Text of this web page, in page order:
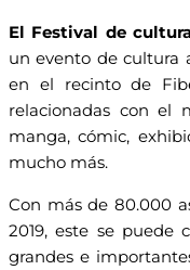
El Festival de
un evento de cultura
en el recinto de
relacionadas con el
manga, cómic,
mucho más.
Con más de 80.000
2019, este se puede
grandes e